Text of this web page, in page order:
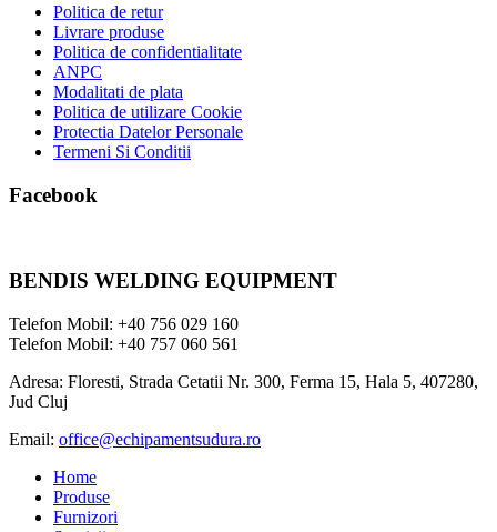
Politica de retur
Livrare produse
Politica de confidentialitate
ANPC
Modalitati de plata
Politica de utilizare Cookie
Protectia Datelor Personale
Termeni Si Conditii
Facebook
BENDIS WELDING EQUIPMENT
Telefon Mobil: +40 756 029 160
Telefon Mobil: +40 757 060 561
Adresa: Floresti, Strada Cetatii Nr. 300, Ferma 15, Hala 5, 407280,
Jud Cluj
Email: office@echipamentsudura.ro
Home
Produse
Furnizori